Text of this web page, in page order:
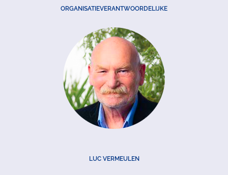
ORGANISATIEVERANTWOORDELIJKE
LUC VERMEULEN